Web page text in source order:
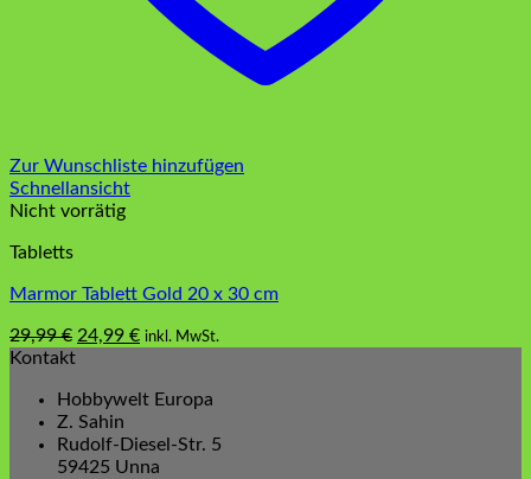
Zur Wunschliste hinzufügen
Schnellansicht
Nicht vorrätig
Tabletts
Marmor Tablett Gold 20 x 30 cm
29,99€ Ursprünglicher
29,99 €
24,99 €Aktueller
24,99 €.
inkl. MwSt.
Kontakt
Hobbywelt Europa
Z. Sahin
Rudolf-Diesel-Str. 5
59425 Unna